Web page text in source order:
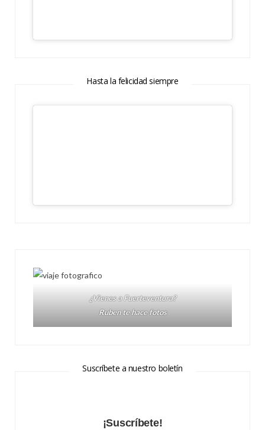
Hasta la felicidad siempre
¿Vienes a Fuerteventura?
Ruben te hace fotos
Suscríbete a nuestro boletín
¡Suscríbete!